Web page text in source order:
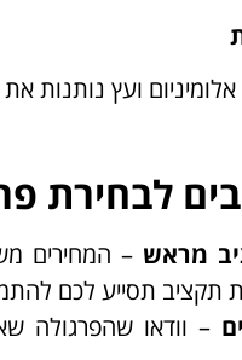
ועץ נותנות
לבחירת
מראש – המחירים
תקציב תסייע לכם
– וודאו שהפרגולה